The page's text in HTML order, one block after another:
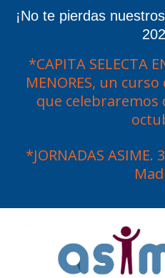
¡No te pierdas
*CAPITA SELECTA
MENORES, un
que celebraremos
*JORNADAS